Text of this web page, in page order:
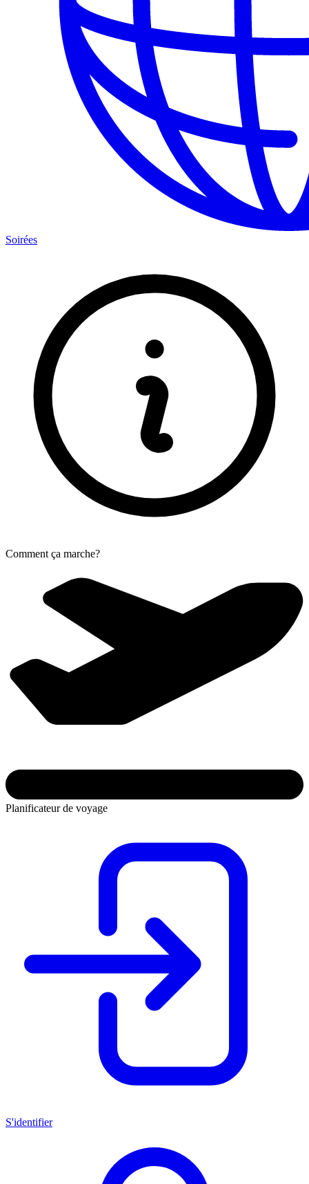
Soirées
Comment ça marche?
Planificateur de voyage
S'identifier